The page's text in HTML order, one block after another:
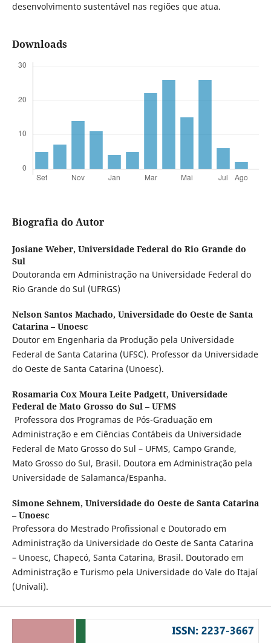
desenvolvimento sustentável nas regiões que atua.
Downloads
Biografia do Autor
Josiane Weber, Universidade Federal do Rio Grande do
Sul
Doutoranda em Administração na Universidade Federal do
Rio Grande do Sul (UFRGS)
Nelson Santos Machado, Universidade do Oeste de Santa
Catarina – Unoesc
Doutor em Engenharia da Produção pela Universidade
Federal de Santa Catarina (UFSC). Professor da Universidade
do Oeste de Santa Catarina (Unoesc).
Rosamaria Cox Moura Leite Padgett, Universidade
Federal de Mato Grosso do Sul – UFMS
Professora dos Programas de Pós-Graduação em
Administração e em Ciências Contábeis da Universidade
Federal de Mato Grosso do Sul – UFMS, Campo Grande,
Mato Grosso do Sul, Brasil. Doutora em Administração pela
Universidade de Salamanca/Espanha.
Simone Sehnem, Universidade do Oeste de Santa Catarina
– Unoesc
Professora do Mestrado Profissional e Doutorado em
Administração da Universidade do Oeste de Santa Catarina
– Unoesc, Chapecó, Santa Catarina, Brasil. Doutorado em
Administração e Turismo pela Universidade do Vale do Itajaí
(Univali).